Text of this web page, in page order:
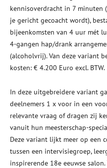
kennisoverdracht in 7 minuten
je gericht gecoacht wordt),
bijeenkomsten van 4 uur mét
4-gangen hap/drank
(alcoholvrij). Van deze variant
kosten: € 4.200 Euro excl. BTW.
In deze uitgebreidere variant
deelnemers 1 x voor in een
relevante vraag of dragen zij
vanuit hun meesterschap-
Deze variant lijkt meer op een
tussen een intervisiegroep,
inspirerende 18e eeuwse salon.